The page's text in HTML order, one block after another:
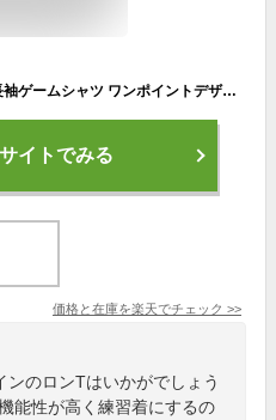
アンブロ UMBRO ロングシャツ 長袖ゲームシャツ ワンポイントデザイン 吸汗速乾 速乾 UVカット ロンT 長袖 ロングスリーブ トップス ウエア アパレル 服 メンズ サッカー UAS6307L
イトでみる
価格と在庫を楽天でチェック >>
のロンTはいかがでしょう
能性が高く練習着にするの